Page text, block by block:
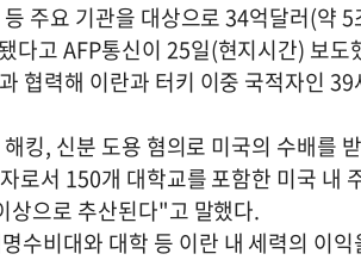
주요 기관을 대상으로 34억달러(약
다고 AFP통신이 25일(현지시간) 보도
협력해 이란과 터키 이중 국적자인
킹, 신분 도용 혐의로 미국의 수배를
로서 150개 대학교를 포함한 미국 내
상으로 추산된다"고 말했다.
수비대와 대학 등 이란 내 세력의 이